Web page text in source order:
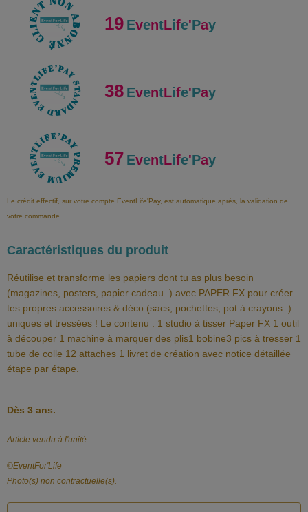
19 EventLife'Pay
38 EventLife'Pay
57 EventLife'Pay
Le crédit effectif, sur votre compte EventLife'Pay, est automatique après, la validation de
votre commande.
Caractéristiques du produit
Réutilise et transforme les papiers dont tu as plus besoin
(magazines, posters, papier cadeau..) avec PAPER FX pour créer
tes propres accessoires & déco (sacs, pochettes, pot à crayons..)
uniques et tressées ! Le contenu : 1 studio à tisser Paper FX 1 outil
à découper 1 machine à marquer des plis1 bobine3 pics à tresser 1
tube de colle 12 attaches 1 livret de création avec notice détaillée
étape par étape.
Dès 3 ans.
Article vendu à l'unité.
©️EventFor'Life
Photo(s) non contractuelle(s).